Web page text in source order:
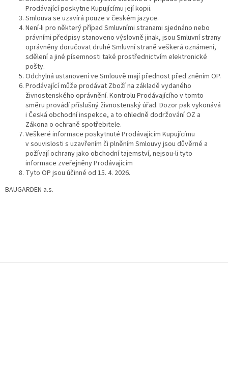
Prodávající poskytne Kupujícímu její kopii.
Smlouva se uzavírá pouze v českém jazyce.
Není-li pro některý případ Smluvními stranami sjednáno nebo
právními předpisy stanoveno výslovně jinak, jsou Smluvní strany
oprávněny doručovat druhé Smluvní straně veškerá oznámení,
sdělení a jiné písemnosti také prostřednictvím elektronické
pošty.
Odchylná ustanovení ve Smlouvě mají přednost před zněním OP.
Prodávající může prodávat Zboží na základě vydaného
živnostenského oprávnění. Kontrolu Prodávajícího v tomto
směru provádí příslušný živnostenský úřad. Dozor pak vykonává
i Česká obchodní inspekce, a to ohledně dodržování OZ a
Zákona o ochraně spotřebitele.
Veškeré informace poskytnuté Prodávajícím Kupujícímu
v souvislosti s uzavřením či plněním Smlouvy jsou důvěrné a
požívají ochrany jako obchodní tajemství, nejsou-li tyto
informace zveřejněny Prodávajícím
Tyto OP jsou účinné od 15. 4. 2026.
BAUGARDEN a.s.